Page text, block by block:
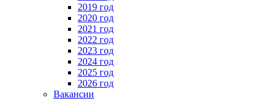
2019 год
2020 год
2021 год
2022 год
2023 год
2024 год
2025 год
2026 год
Вакансии